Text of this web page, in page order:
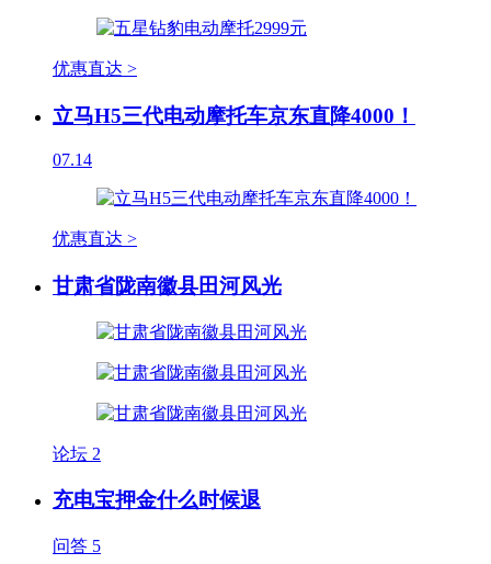
优惠直达 >
立马H5三代电动摩托车京东直降4000！
07.14
优惠直达 >
甘肃省陇南徽县田河风光
论坛 2
充电宝押金什么时候退
问答 5